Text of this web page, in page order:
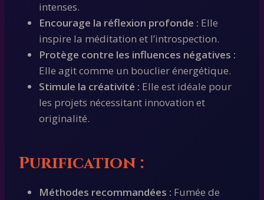
intenses.
Encourage la réflexion profonde : Elle
inspire la méditation et l’introspection.
Protège contre les influences négatives :
Elle agit comme un bouclier énergétique.
Stimule la créativité : Elle est idéale pour
les projets nécessitant innovation et
originalité.
Purification :
Méthodes recommandées : Fumée de